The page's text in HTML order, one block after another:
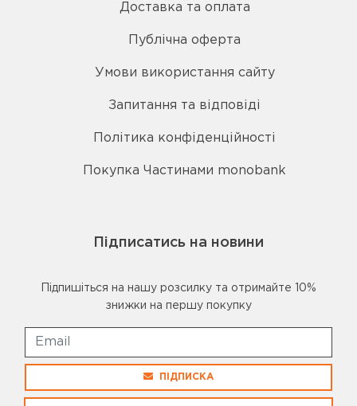
Доставка та оплата
Публічна оферта
Умови використання сайту
Запитання та відповіді
Політика конфіденційності
Покупка Частинами monobank
Підписатись на новини
Підпишіться на нашу розсилку та отримайте 10%
знижки на першу покупку
ПІДПИСКА